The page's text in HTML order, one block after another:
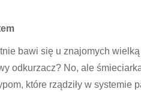
bawi się u znajomych
odkurzacz? No, ale
które rządziły w